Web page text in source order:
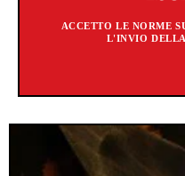
ACCETTO LE NORME
L'INVIO